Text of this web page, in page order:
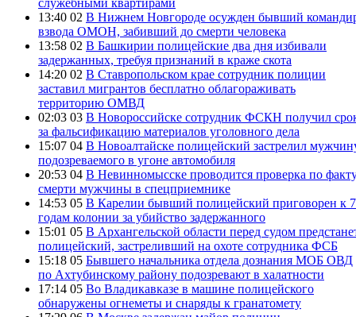
13:40 02 В Нижнем Новгороде осужден бывший
взвода ОМОН, забивший до смерти человека
13:58 02 В Башкирии полицейские два дня избивали
задержанных, требуя признаний в краже скота
14:20 02 В Ставропольском крае сотрудник полиции
заставил мигрантов бесплатно облагораживать
территорию ОМВД
02:03 03 В Новороссийске сотрудник ФСКН получил
за фальсификацию материалов уголовного дела
15:07 04 В Новоалтайске полицейский застрелил
подозреваемого в угоне автомобиля
20:53 04 В Невинномысске проводится проверка по
смерти мужчины в спецприемнике
14:53 05 В Карелии бывший полицейский приговорен к 7
годам колонии за убийство задержанного
15:01 05 В Архангельской области перед судом
полицейский, застреливший на охоте сотрудника ФСБ
15:18 05 Бывшего начальника отдела дознания МОБ ОВД
по Ахтубинскому району подозревают в халатности
17:14 05 Во Владикавказе в машине полицейского
обнаружены огнеметы и снаряды к гранатомету